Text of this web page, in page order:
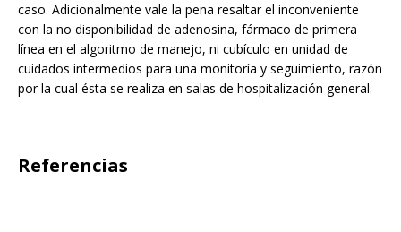
caso. Adicionalmente vale la pena resaltar el inconveniente
con la no disponibilidad de adenosina, fármaco de primera
línea en el algoritmo de manejo, ni cubículo en unidad de
cuidados intermedios para una monitoría y seguimiento, razón
por la cual ésta se realiza en salas de hospitalización general.
Referencias